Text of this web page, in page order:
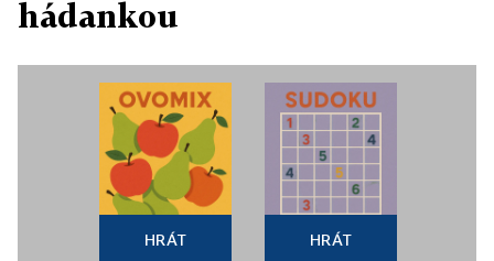
hádankou
HRÁT HRÁT